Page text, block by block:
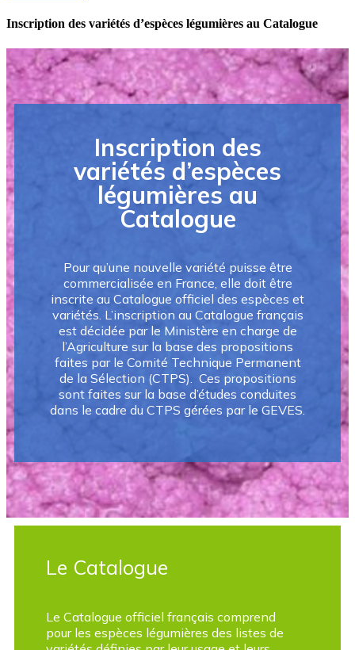
Inscription des variétés d’espèces légumières au Catalogue
Inscription des
variétés d’espèces
légumières au
Catalogue
Pour qu’une nouvelle variété puisse être
commercialisée en France, elle doit être
inscrite au Catalogue officiel des espèces et
variétés. L’inscription au Catalogue français
est décidée par le Ministère en charge de
l’Agriculture sur la base des propositions
faites par le Comité Technique Permanent
de la Sélection (CTPS). Ces propositions
sont faites sur la base d’études conduites
dans le cadre du CTPS gérées par le GEVES.
Le Catalogue
Le Catalogue officiel français comprend
pour les espèces légumières des listes de